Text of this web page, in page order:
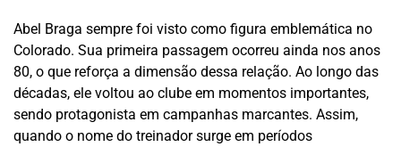
Abel Braga sempre foi visto como figura emblemática no
Colorado. Sua primeira passagem ocorreu ainda nos anos
80, o que reforça a dimensão dessa relação. Ao longo das
décadas, ele voltou ao clube em momentos importantes,
sendo protagonista em campanhas marcantes. Assim,
quando o nome do treinador surge em períodos